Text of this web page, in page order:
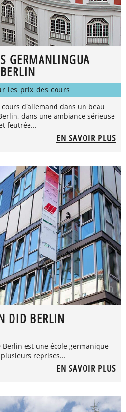
GERMANLINGUA
BERLIN
les prix des cours
cours d'allemand dans un beau
dans une ambiance sérieuse
feutrée...
EN SAVOIR PLUS
DID BERLIN
Berlin est une école germanique
reprises...
EN SAVOIR PLUS